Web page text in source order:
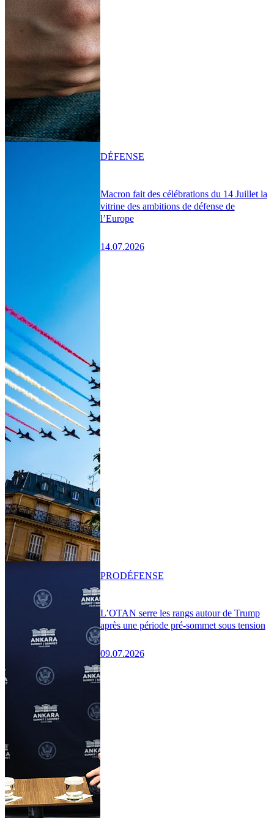
Macron fait des célébrations du 14 Juillet la
vitrine des ambitions de défense de
l’Europe
14.07.2026
DÉFENSE
L’OTAN serre les rangs autour de Trump
après une période pré-sommet sous tension
09.07.2026
PRODÉFENSE